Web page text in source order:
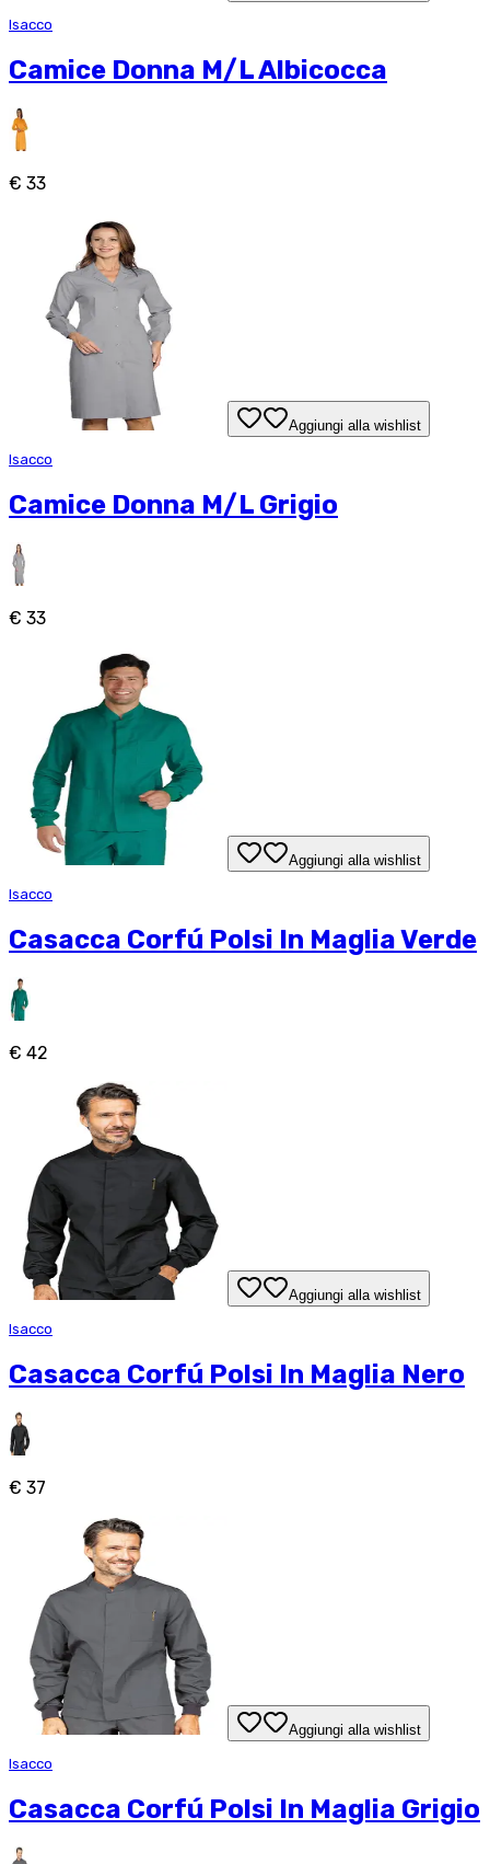
Isacco
Camice Donna M/L Albicocca
€ 33
Aggiungi alla wishlist
Isacco
Camice Donna M/L Grigio
€ 33
Aggiungi alla wishlist
Isacco
Casacca Corfú Polsi In Maglia Verde
€ 42
Aggiungi alla wishlist
Isacco
Casacca Corfú Polsi In Maglia Nero
€ 37
Aggiungi alla wishlist
Isacco
Casacca Corfú Polsi In Maglia Grigio